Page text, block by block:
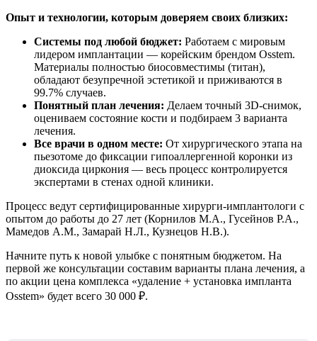
Опыт и технологии, которым доверяем своих близких:
Системы под любой бюджет: Работаем с мировым
лидером имплантации — корейским брендом Osstem.
Материалы полностью биосовместимы (титан),
обладают безупречной эстетикой и приживаются в
99.7% случаев.
Понятный план лечения: Делаем точный 3D-снимок,
оцениваем состояние кости и подбираем 3 варианта
лечения.
Все врачи в одном месте: От хирургического этапа на
пьезотоме до фиксации гипоаллергенной коронки из
диоксида циркония — весь процесс контролируется
экспертами в стенах одной клиники.
Процесс ведут сертифицированные хирурги-имплантологи с
опытом до работы до 27 лет (Корнилов М.А., Гусейнов Р.А.,
Мамедов А.М., Замарай Н.Л., Кузнецов Н.В.).
Начните путь к новой улыбке с понятным бюджетом. На
первой же консультации составим варианты плана лечения, а
по акции цена комплекса «удаление + установка импланта
Osstem» будет всего 30 000 ₽.